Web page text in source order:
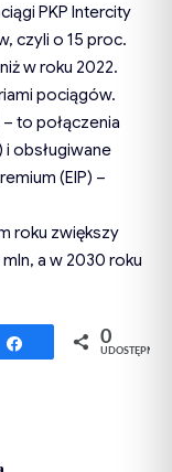
PKP Intercity
czyli o 15 proc.
w roku 2022.
pociągów.
to połączenia
i obsługiwane
(EIP) –
roku zwiększy
a w 2030 roku
Udostępnij
0
UDOSTĘPNIEŃ